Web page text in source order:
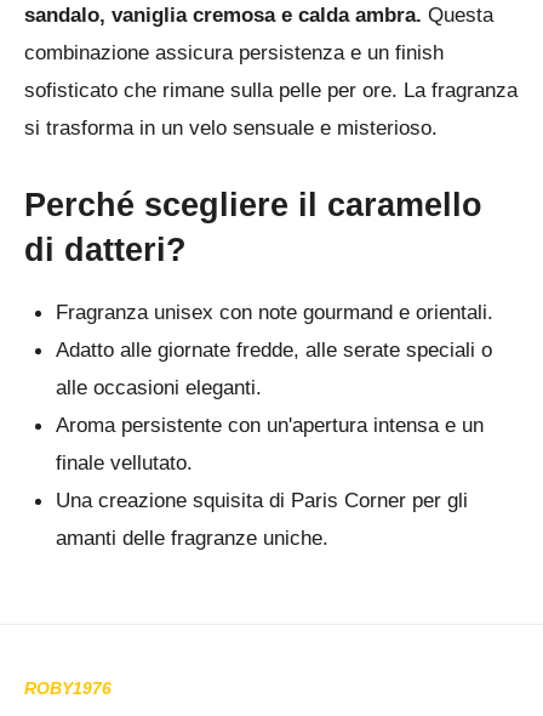
sandalo, vaniglia cremosa e calda ambra. Questa
combinazione assicura persistenza e un finish
sofisticato che rimane sulla pelle per ore. La fragranza
si trasforma in un velo sensuale e misterioso.
Perché scegliere il caramello
di datteri?
Fragranza unisex con note gourmand e orientali.
Adatto alle giornate fredde, alle serate speciali o
alle occasioni eleganti.
Aroma persistente con un'apertura intensa e un
finale vellutato.
Una creazione squisita di Paris Corner per gli
amanti delle fragranze uniche.
ROBY1976